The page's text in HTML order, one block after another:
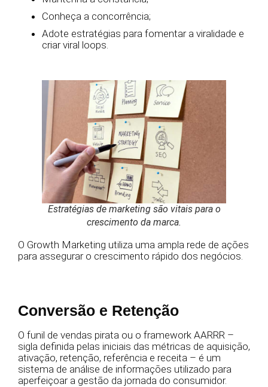
Conheça a concorrência;
Adote estratégias para fomentar a viralidade e
criar viral loops.
Estratégias de marketing são vitais para o
crescimento da marca.
O Growth Marketing utiliza uma ampla rede de ações
para assegurar o crescimento rápido dos negócios.
Conversão e Retenção
O funil de vendas pirata ou o framework AARRR –
sigla definida pelas iniciais das métricas de aquisição,
ativação, retenção, referência e receita – é um
sistema de análise de informações utilizado para
aperfeiçoar a gestão da jornada do consumidor.